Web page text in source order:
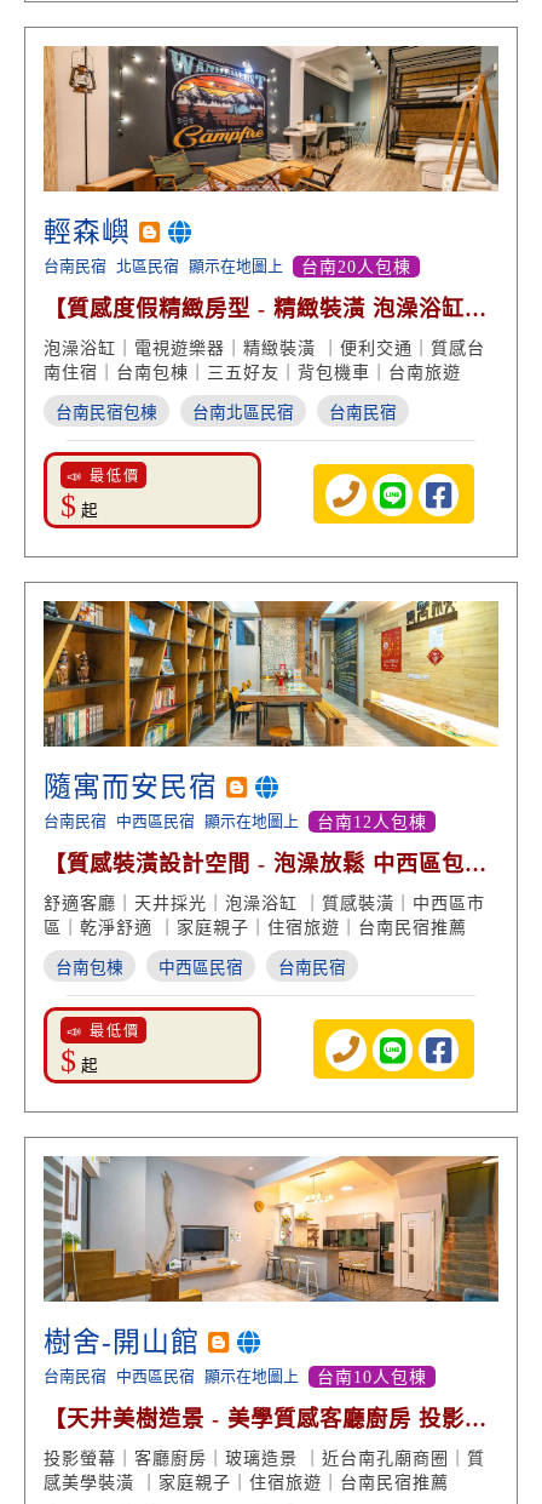
輕森嶼
台南民宿 北區民宿 顯示在地圖上 台南20人包棟
【質感度假精緻房型 - 精緻裝潢 泡澡浴缸享
受】
泡澡浴缸｜電視遊樂器｜精緻裝潢 ｜便利交通｜質感台
南住宿｜台南包棟｜三五好友｜背包機車｜台南旅遊
台南民宿包棟 台南北區民宿 台南民宿
📣 最低價
$ 起
隨寓而安民宿
台南民宿 中西區民宿 顯示在地圖上 台南12人包棟
【質感裝潢設計空間 - 泡澡放鬆 中西區包棟
住宿】
舒適客廳｜天井採光｜泡澡浴缸 ｜質感裝潢｜中西區市
區｜乾淨舒適 ｜家庭親子｜住宿旅遊｜台南民宿推薦
台南包棟 中西區民宿 台南民宿
📣 最低價
$ 起
樹舍-開山館
台南民宿 中西區民宿 顯示在地圖上 台南10人包棟
【天井美樹造景 - 美學質感客廳廚房 投影螢
幕】
投影螢幕｜客廳廚房｜玻璃造景 ｜近台南孔廟商圈｜質
感美學裝潢 ｜家庭親子｜住宿旅遊｜台南民宿推薦